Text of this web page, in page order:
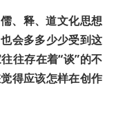
、释、道文化思想
会多多少少受到这
往存在着“谈”的不
得应该怎样在创作